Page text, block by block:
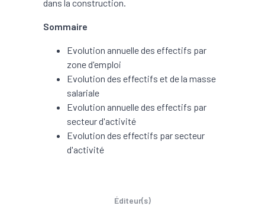
dans la construction.
Sommaire
Evolution annuelle des effectifs par
zone d'emploi
Evolution des effectifs et de la masse
salariale
Evolution annuelle des effectifs par
secteur d'activité
Evolution des effectifs par secteur
d'activité
Éditeur(s)